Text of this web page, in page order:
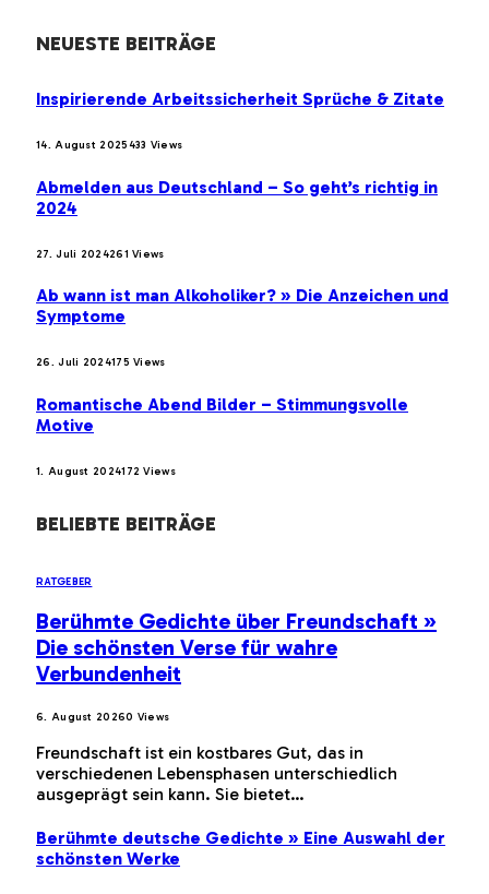
NEUESTE BEITRÄGE
Inspirierende Arbeitssicherheit Sprüche & Zitate
14. August 2025433 Views
Abmelden aus Deutschland – So geht’s richtig in
2024
27. Juli 2024261Views
Ab wann ist man Alkoholiker? » Die Anzeichen und
Symptome
26. Juli 2024175Views
Romantische Abend Bilder – Stimmungsvolle
Motive
1. August 2024172Views
BELIEBTE BEITRÄGE
RATGEBER
Berühmte Gedichte über Freundschaft »
Die schönsten Verse für wahre
Verbundenheit
6. August 20260 Views
Freundschaft ist ein kostbares Gut, das in
verschiedenen Lebensphasen unterschiedlich
ausgeprägt sein kann. Sie bietet…
Berühmte deutsche Gedichte » Eine Auswahl der
schönsten Werke